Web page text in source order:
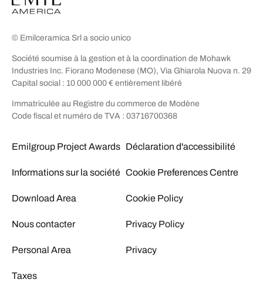
© Emilceramica Srl a socio unico
Société soumise à la gestion et à la coordination de Mohawk
Industries Inc. Fiorano Modenese (MO), Via Ghiarola Nuova n. 29
Capital social : 10 000 000 € entièrement libéré
Immatriculée au Registre du commerce de Modène
Code fiscal et numéro de TVA : 03716700368
Emilgroup Project Awards
Informations sur la société
Download Area
Nous contacter
Personal Area
Taxes
Déclaration d'accessibilité
Cookie Preferences Centre
Cookie Policy
Privacy Policy
Privacy